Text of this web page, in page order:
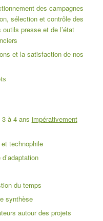
des campagnes
sélection et contrôle des
presse et de l’état
et la satisfaction de nos
3 à 4 ans impérativement
technophile
du temps
synthèse
autour des projets